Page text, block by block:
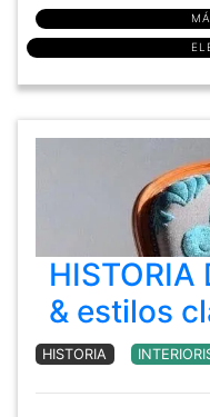
HISTORIA
& estilos
HISTORIA